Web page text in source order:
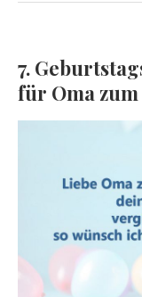
7.
für Oma